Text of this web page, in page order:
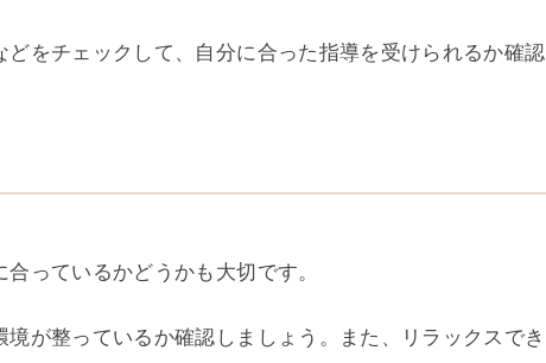
どをチェックして、自分に合った指導を受けられるか確認
っているかどうかも大切です。
が整っているか確認しましょう。また、リラックスでき